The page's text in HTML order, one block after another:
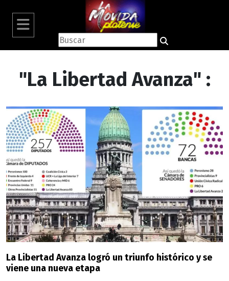
"La Libertad Avanza" :
La Libertad Avanza logró un triunfo histórico y se
viene una nueva etapa